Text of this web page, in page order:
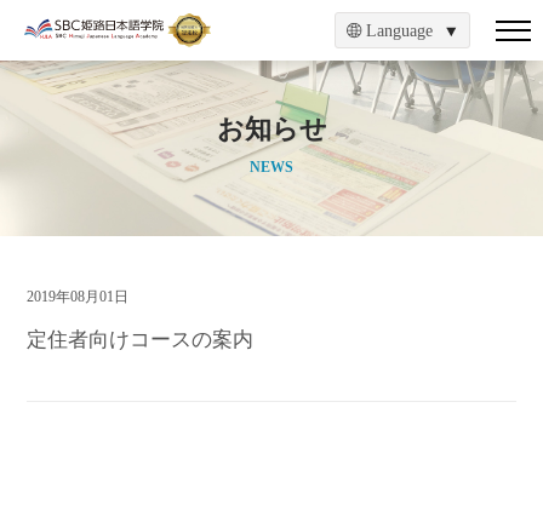
Language
お知らせ
NEWS
2019年08月01日
定住者向けコースの案内